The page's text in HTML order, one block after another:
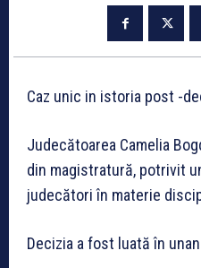
Caz unic in istoria post -
Judecătoarea Camelia
din magistratură, potrivit
judecători în materie
Decizia a fost luată în